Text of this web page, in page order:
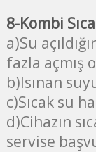
8-Kombi
a)Su
fazla açmış
b)Isınan
c)Sıcak su
d)Cihazın
servise